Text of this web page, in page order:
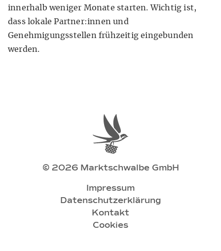
innerhalb weniger Monate starten. Wichtig ist,
dass lokale Partner:innen und
Genehmigungsstellen frühzeitig eingebunden
werden.
© 2026 Marktschwalbe GmbH
Impressum
Datenschutzerklärung
Kontakt
Cookies